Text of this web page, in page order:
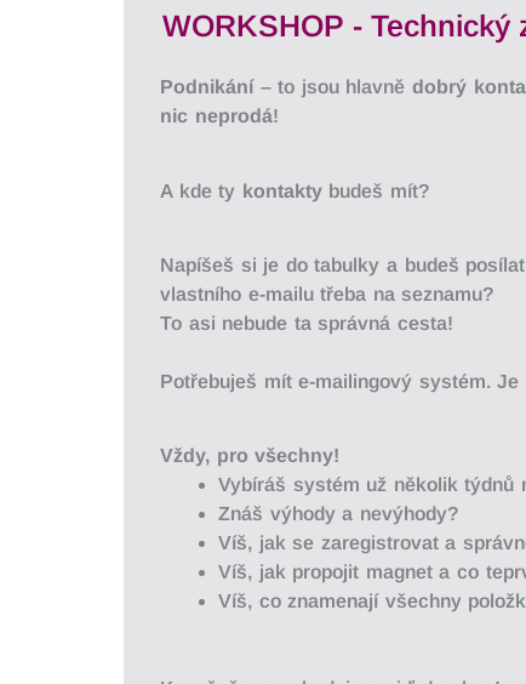
WORKSHOP -
Podnikání– to jsou hlavně dobrý
nic neprodá!
A kde ty kontaktybudeš mít?
Napíšeš si je do tabulky a budeš
vlastního e-mailu třeba na seznamu?
To asi nebude ta správná cesta!
Potřebuješ mít e-mailingový systém. Je
Vždy, pro všechny!
Vybíráš systém už několiktýdnů
Znáš výhody a nevýhody?
Víš, jak se zaregistrovat a
Víš, jak propojit magnet a co
Víš, co znamenají všechny